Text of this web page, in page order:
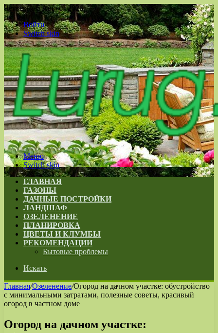
Четверг , 6 Август 2026
Войти
Switch skin
Меню
Switch skin
ГЛАВНАЯ
ГАЗОНЫ
ДАЧНЫЕ ПОСТРОЙКИ
ЛАНДШАФ
ОЗЕЛЕНЕНИЕ
ПЛАНИРОВКА
ЦВЕТЫ И КЛУМБЫ
РЕКОМЕНДАЦИИ
Бытовые проблемы
Искать
Главная/Озеленение/Огород на дачном участке: обустройство
с минимальными затратами, полезные советы, красивый
огород в частном доме
Огород на дачном участке: